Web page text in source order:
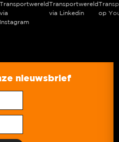
Transportwereld
via
Instagram
Transportwereld
via Linkedin
op
nieuwsbrief